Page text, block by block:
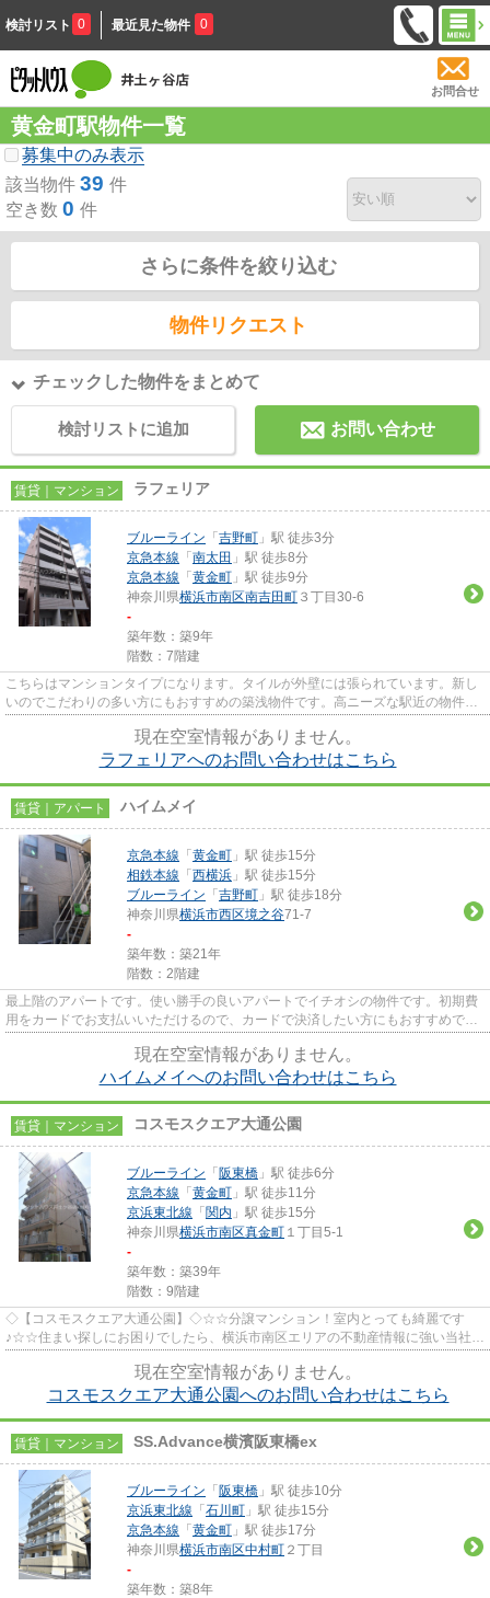
検討リスト 0 最近見た物件 0
お問合せ
黄金町駅物件一覧
募集中のみ表示
該当物件 39 件
空き数 0 件
さらに条件を絞り込む
物件リクエスト
チェックした物件をまとめて
検討リストに追加 お問い合わせ
賃貸｜マンション ラフェリア
ブルーライン 「 吉野町 」駅 徒歩3分
京急本線 「 南太田 」駅 徒歩8分
京急本線 「 黄金町 」駅 徒歩9分
神奈川県横浜市南区南吉田町 ３丁目30-6
-
築年数：築9年
階数：7階建
こちらはマンションタイプになります。タイルが外壁には張られています。新し
いのでこだわりの多い方にもおすすめの築浅物件です。高ニーズな駅近の物件
現在空室情報がありません。
ラフェリアへのお問い合わせはこちら
賃貸｜アパート ハイムメイ
京急本線 「 黄金町 」駅 徒歩15分
相鉄本線 「 西横浜 」駅 徒歩15分
ブルーライン 「 吉野町 」駅 徒歩18分
神奈川県横浜市西区境之谷71-7
-
築年数：築21年
階数：2階建
最上階のアパートです。使い勝手の良いアパートでイチオシの物件です。初期費
用をカードでお支払いいただけるので、カードで決済したい方にもおすすめで
現在空室情報がありません。
ハイムメイへのお問い合わせはこちら
賃貸｜マンション コスモスクエア大通公園
ブルーライン 「 阪東橋 」駅 徒歩6分
京急本線 「 黄金町 」駅 徒歩11分
京浜東北線 「 関内 」駅 徒歩15分
神奈川県横浜市南区真金町 １丁目5-1
-
築年数：築39年
階数：9階建
◇【コスモスクエア大通公園】◇☆☆分譲マンション！室内とっても綺麗です
♪☆☆住まい探しにお困りでしたら、横浜市南区エリアの不動産情報に強い当社
現在空室情報がありません。
コスモスクエア大通公園へのお問い合わせはこちら
賃貸｜マンション SS.Advance横濱阪東橋ex
ブルーライン 「 阪東橋 」駅 徒歩10分
京浜東北線 「 石川町 」駅 徒歩15分
京急本線 「 黄金町 」駅 徒歩17分
神奈川県横浜市南区中村町 ２丁目
-
築年数：築8年